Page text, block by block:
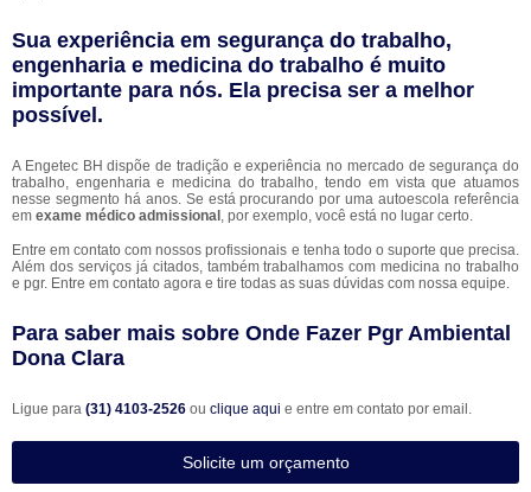
Sua experiência em segurança do trabalho,
engenharia e medicina do trabalho é muito
importante para nós. Ela precisa ser a melhor
possível.
A Engetec BH dispõe de tradição e experiência no mercado de segurança do
trabalho, engenharia e medicina do trabalho, tendo em vista que atuamos
nesse segmento há anos. Se está procurando por uma autoescola referência
em exame médico admissional , por exemplo, você está no lugar certo.
Entre em contato com nossos profissionais e tenha todo o suporte que precisa.
Além dos serviços já citados, também trabalhamos com medicina no trabalho
e pgr. Entre em contato agora e tire todas as suas dúvidas com nossa equipe.
Para saber mais sobre Onde Fazer Pgr Ambiental
Dona Clara
Ligue para (31) 4103-2526 ou clique aqui e entre em contato por email.
Solicite um orçamento